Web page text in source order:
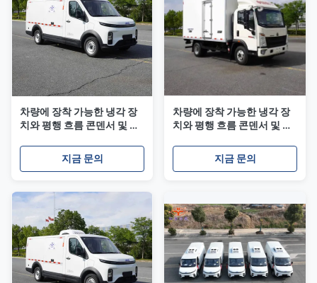
차량에 장착 가능한 냉각 장
치와 평행 흐름 콘덴서 및 트
지금 문의
차량에 장착 가능한 냉각 장
치와 평행 흐름 콘덴서 및 트
지금 문의